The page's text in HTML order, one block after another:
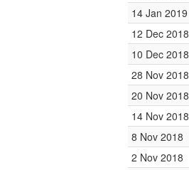
14 Jan 2019
12 Dec 2018
10 Dec 2018
28 Nov 2018
20 Nov 2018
14 Nov 2018
8 Nov 2018
2 Nov 2018